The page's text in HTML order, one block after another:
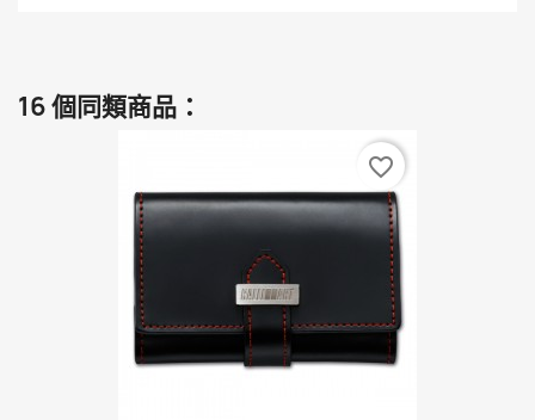
16 個同類商品：
favorite_border